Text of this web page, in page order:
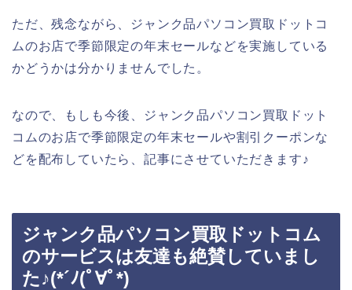
ただ、残念ながら、ジャンク品パソコン買取ドットコ
ムのお店で季節限定の年末セールなどを実施している
かどうかは分かりませんでした。
なので、もしも今後、ジャンク品パソコン買取ドット
コムのお店で季節限定の年末セールや割引クーポンな
どを配布していたら、記事にさせていただきます♪
ジャンク品パソコン買取ドットコム
のサービスは友達も絶賛していまし
た♪(*´ﾉ(ﾟ∀ﾟ*)